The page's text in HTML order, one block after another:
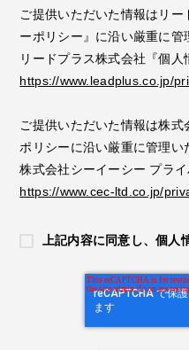
ご提供いただいた情報はリ
ーポリシー』に沿い厳重に管
リードプラス株式会社『個人
https://www.leadplus.co.jp/
ご提供いただいた情報は株
ポリシーに沿い厳重に管理い
株式会社シーイーシー プラ
https://www.cec-ltd.co.jp/
上記内容に同意し、個人